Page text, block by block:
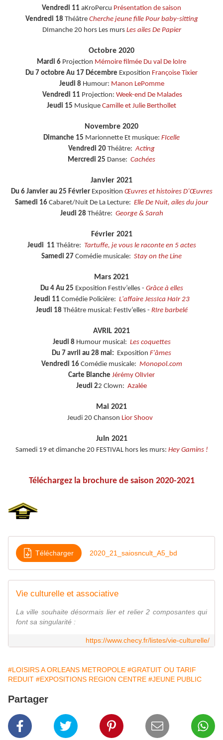
Vendredi 11 aKroPercu Présentation de saison
Vendredi 18 Théâtre Cherche jeune fille Pour baby-sitting
DImanche 20 hors Les murs Les ailes De Papier
Octobre 2020
Mardi 6 Projection Mémoire filmée Du val De loIre
Du 7 octobre Au 17 Décembre Exposition Françoise Tixier
Jeudi 8 Humour: Manon LePomme
Vendredi 11 Projection: Week-end De Malades
Jeudi 15 Musique Camille et Julie Berthollet
Novembre 2020
Dimanche 15 Marionnette Et musique: FIcelle
Vendredi 20 Théâtre: Acting
Mercredi 25 Danse: Cachées
Janvier 2021
Du 6 Janvier au 25 FévrierExposition Œuvres et histoires D’Œuvres
Samedi 16 Cabaret/Nuit De La Lecture: Elle De Nuit, ailes du jour
Jeudi 28 Théâtre: George & Sarah
Février 2021
Jeudi 11 Théâtre: Tartuffe, je vous le raconte en 5 actes
Samedi 27 Comédie musicale: Stay on the Line
Mars 2021
Du 4 Au 25 Exposition FestIv’elles - Grâce à elles
Jeudi 11 Comédie Policière: L'affaire JessIca HaIr 23
Jeudi 18 Théâtre musical: FestIv’elles - RIre barbelé
AVRIL 2021
Jeudi 8 Humour musical: Les coquettes
Du 7 avril au 28 mai: Exposition F'âmes
Vendredi 16 Comédie musicale: Monopol.com
Carte Blanche Jérémy OlIvIer
Jeudi 22 Clown: Azalée
Mai 2021
Jeudi 20 Chanson Lior Shoov
JuIn 2021
Samedi 19 et dimanche 20 FESTIVAL hors les murs: Hey Gamins !
Téléchargez la brochure de saison 2020-2021
Télécharger 2020_21_saiosncult_A5_bd
Vie culturelle et associative
La ville souhaite désormais lier et relier 2 composantes qui
font sa singularité :
https://www.checy.fr/listes/vie-culturelle/
#LOISIRS A ORLEANS METROPOLE #GRATUIT OU TARIF
REDUIT #EXPOSITIONS REGION CENTRE #JEUNE PUBLIC
Partager